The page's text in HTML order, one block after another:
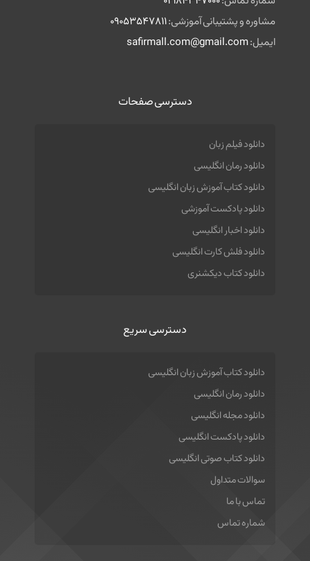
مشاوره و پشتیبانی آموزشی:09053547811
ایمیل:safirmall.com@gmail.com
دسترسی صفحات
دانلود فیلم زبان
دانلود رمان انگلیسی
دانلود کتاب آموزش زبان انگلیسی
دانلود پادکست آموزشی
دانلود اخبار انگلیسی
دانلود فلش کارت انگلیسی
دانلود کتاب دیکشنری
دسترسی سریع
دانلود کتاب آموزش زبان انگلیسی
دانلود رمان انگلیسی
دانلود مجله انگلیسی
دانلود پادکست انگلیسی
دانلود کتاب صوتی انگلیسی
سوالات متداول
تماس با ما
شماره تماس